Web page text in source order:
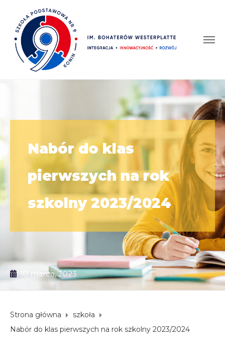
Nabór do klas
pierwszych na rok
szkolny 2023/2024
10 marca, 2023
Strona główna
szkoła
Nabór do klas pierwszych na rok szkolny 2023/2024